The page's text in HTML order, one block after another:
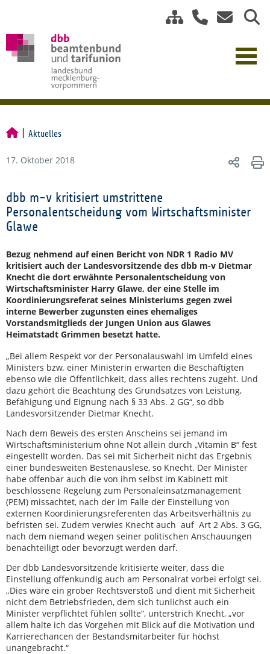
Aktuelles
17. Oktober 2018
dbb m-v kritisiert umstrittene
Personalentscheidung vom Wirtschaftsminister
Glawe
Bezug nehmend auf einen Bericht von NDR 1 Radio MV
kritisiert auch der Landesvorsitzende des dbb m-v Dietmar
Knecht die dort erwähnte Personalentscheidung von
Wirtschaftsminister Harry Glawe, der eine Stelle im
Koordinierungsreferat seines Ministeriums gegen zwei
interne Bewerber zugunsten eines ehemaliges
Vorstandsmitglieds der Jungen Union aus Glawes
Heimatstadt Grimmen besetzt hatte.
„Bei allem Respekt vor der Personalauswahl im Umfeld eines
Ministers bzw. einer Ministerin erwarten die Beschäftigten
ebenso wie die Öffentlichkeit, dass alles rechtens zugeht. Und
dazu gehört die Beachtung des Grundsatzes von Leistung,
Befähigung und Eignung nach § 33 Abs. 2 GG“, so dbb
Landesvorsitzender Dietmar Knecht.
Nach dem Beweis des ersten Anscheins sei jemand im
Wirtschaftsministerium ohne Not allein durch „Vitamin B“ fest
eingestellt worden. Das sei mit Sicherheit nicht das Ergebnis
einer bundesweiten Bestenauslese, so Knecht. Der Minister
habe offenbar auch die von ihm selbst im Kabinett mit
beschlossene Regelung zum Personaleinsatzmanagement
(PEM) missachtet, nach der im Falle der Einstellung von
externen Koordinierungsreferenten das Arbeitsverhältnis zu
befristen sei. Zudem verwies Knecht auch auf Art 2 Abs. 3 GG,
nach dem niemand wegen seiner politischen Anschauungen
benachteiligt oder bevorzugt werden darf.
Der dbb Landesvorsitzende kritisierte weiter, dass die
Einstellung offenkundig auch am Personalrat vorbei erfolgt sei.
„Dies wäre ein grober Rechtsverstoß und dient mit Sicherheit
nicht dem Betriebsfrieden, dem sich tunlichst auch ein
Minister verpflichtet fühlen sollte“, unterstrich Knecht, „vor
allem halte ich das Vorgehen mit Blick auf die Motivation und
Karrierechancen der Bestandsmitarbeiter für höchst
unangebracht.“